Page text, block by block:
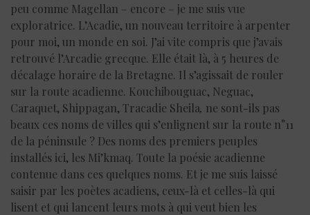
peu comme Magellan – encore – je me suis vue
exploratrice. L’Acadie, un nouveau territoire à arpenter
pour moi, un monde en soi. J’ai vite compris que j’avais
retrouvé l’Arcadie grecque. Elle était là, à 5 heures de
décalage horaire de la Bretagne. Il s’agissait de rouler
sur la route acadienne. Kouchibouguac, Neguac,
Caraquet, Shippagan, Tracadie Sheila, ne sont-ils pas
beaux ces noms de villes qui s’enlignent sur la route n°11
de la péninsule ? Des noms des premiers peuples
installés ici, les Mi’kmaq. Toute la poésie acadienne
contenue dans ces quelques noms. Et je me suis laissé
saisir par les poètes acadiens, ceux-là et celles-là qui
lisent et qui lancent leurs mots à qui veut bien les